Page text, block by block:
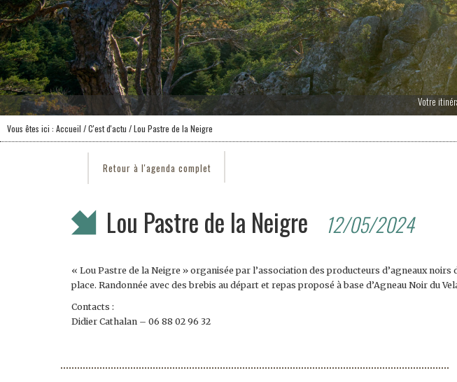
Votre
Vous êtes ici : Accueil /C'est d'actu / Lou Pastre de la Neigre
Retour à l'agenda complet
Lou Pastre de la Neigre 12/05/2024
« Lou Pastre de la Neigre » organisée par l’association des producteurs d’agneaux noirs
place. Randonnée avec des brebis au départ et repas proposé à base d’Agneau Noir du
Contacts :
Didier Cathalan – 06 88 02 96 32